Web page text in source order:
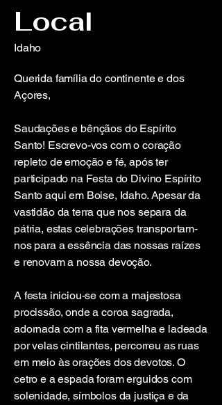
Local
Idaho
Querida família do continente e dos
Açores,
Saudações e bênçãos do Espírito
Santo! Escrevo-vos com o coração
repleto de emoção e fé, após ter
participado na Festa do Divino Espírito
Santo aqui em Boise, Idaho. Apesar da
vastidão da terra que nos separa da
pátria, estas celebrações transportam-
nos para a essência das nossas raízes
e renovam a nossa devoção.
A festa iniciou-se com a majestosa
procissão, onde a coroa sagrada,
adornada com a fita vermelha e ladeada
por velas cintilantes, percorreu as ruas
em meio às orações dos devotos. O
cetro e a espada foram erguidos com
solenidade, símbolos da justiça e da